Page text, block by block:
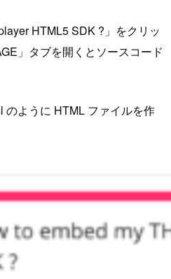
HTML5 SDK ?」をクリッ
」タブを開くとソースコード
のように HTML ファイルを作